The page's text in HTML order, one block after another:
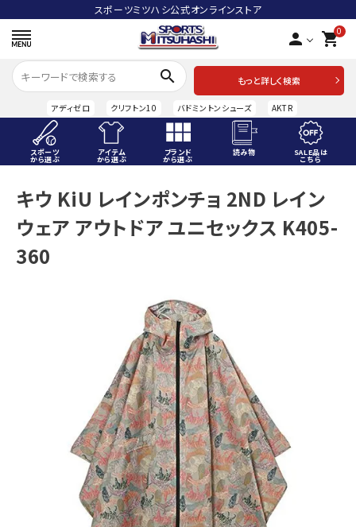
スポーツミツハシ公式オンラインストア
person 0
shopping_cart
search
もっと詳しく検索
アディゼロ クリフトン10 バドミントンシューズ AKTR
スポーツ
から選ぶ
アイテム
から選ぶ
ブランド
から選ぶ
読み物 SALE品は
こちら
ACCOUNT MENU
ようこそ ゲスト 様
meeting_room ログイン
SALE品はこちら
INFORMATIOM
ご利用ガイド
キウ KiU レインポンチョ 2ND レイン
ウェア アウトドア ユニセックス K405-
360